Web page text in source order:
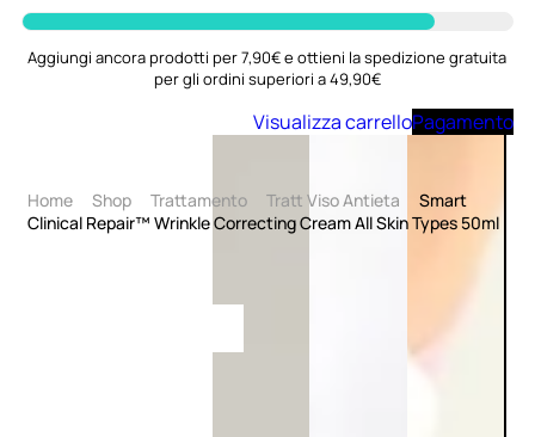
Aggiungi ancora prodotti per 7,90€ e ottieni la spedizione gratuita
per gli ordini superiori a 49,90€
Visualizza carrelloPagamento
Home Shop Trattamento Tratt Viso Antieta
Smart
Clinical Repair™ Wrinkle Correcting Cream All Skin Types 50ml